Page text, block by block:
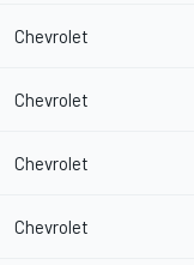
Chevrolet
Chevrolet
Chevrolet
Chevrolet